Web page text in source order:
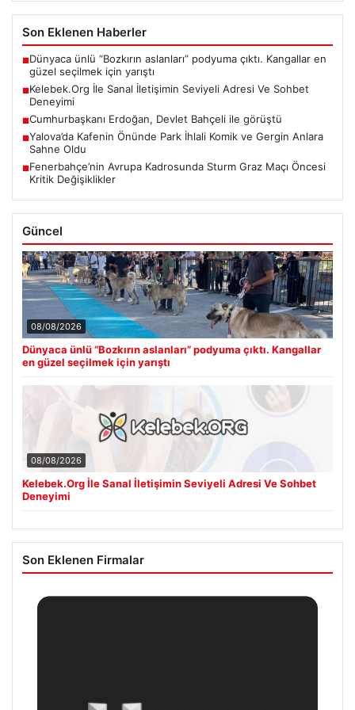
Son Eklenen Haberler
■Dünyaca ünlü “Bozkırın aslanları” podyuma çıktı. Kangallar en
güzel seçilmek için yarıştı
■Kelebek.Org İle Sanal İletişimin Seviyeli Adresi Ve Sohbet
Deneyimi
■Cumhurbaşkanı Erdoğan, Devlet Bahçeli ile görüştü
■Yalova’da Kafenin Önünde Park İhlali Komik ve Gergin Anlara
Sahne Oldu
■Fenerbahçe’nin Avrupa Kadrosunda Sturm Graz Maçı Öncesi
Kritik Değişiklikler
Güncel
08/08/2026
Dünyaca ünlü “Bozkırın aslanları” podyuma çıktı. Kangallar
en güzel seçilmek için yarıştı
08/08/2026
Kelebek.Org İle Sanal İletişimin Seviyeli Adresi Ve Sohbet
Deneyimi
Son Eklenen Firmalar